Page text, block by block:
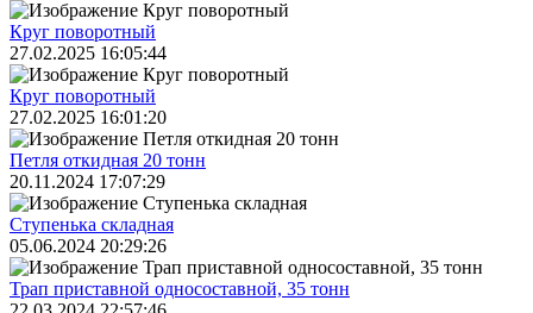
Круг поворотный
27.02.2025 16:05:44
Круг поворотный
27.02.2025 16:01:20
Петля откидная 20 тонн
20.11.2024 17:07:29
Ступенька складная
05.06.2024 20:29:26
Трап приставной односоставной, 35 тонн